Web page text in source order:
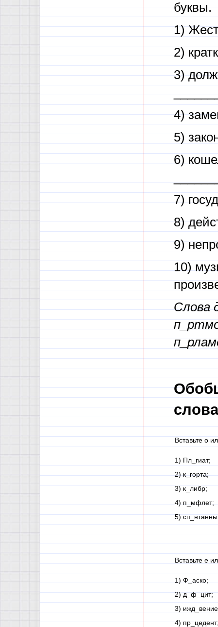
буквы.
1)
2)
3)
4)
5)
6)
7)
8)
9)
10)
Слова
Вставьте о
1) Пл_гиат;
2) к_горта;
3) к_либр;
4) п_мфлет;
5)
Вставьте е
1) Ф_аско;
2) д_ф_цит;
3)
4)